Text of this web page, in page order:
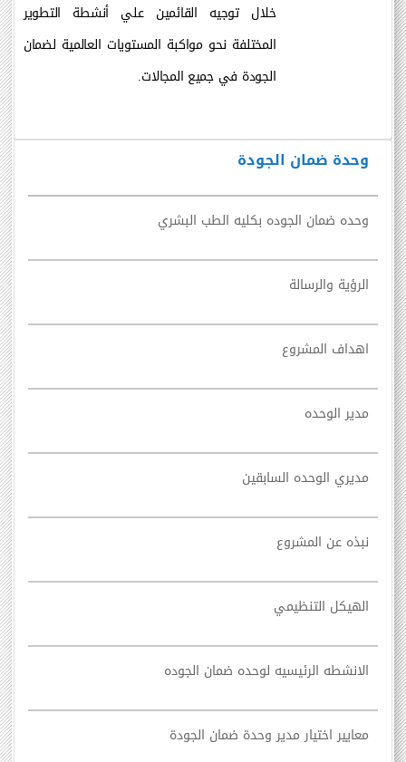
وحدة ضمان الجودة
وحده ضمان الجوده بكليه الطب البشري
الرؤية والرسالة
اهداف المشروع
مدير الوحده
مديري الوحده السابقين
نبذه عن المشروع
الهيكل التنظيمي
الانشطه الرئيسيه لوحده ضمان الجوده
معايير اختيار مدير وحدة ضمان الجودة
خلال توجيه القائمين علي أنشطة التطوير
المختلفة نحو مواكبة المستويات العالمية لضمان
الجودة في جميع المجالات.